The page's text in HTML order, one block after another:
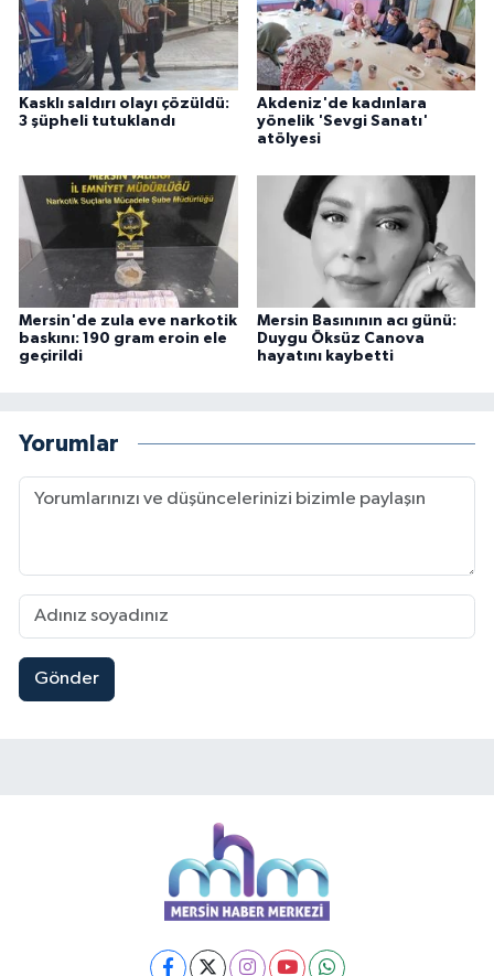
Kasklı saldırı olayı çözüldü:
3 şüpheli tutuklandı
Akdeniz'de kadınlara
yönelik 'Sevgi Sanatı'
atölyesi
Mersin'de zula eve narkotik
baskını: 190 gram eroin ele
geçirildi
Mersin Basınının acı günü:
Duygu Öksüz Canova
hayatını kaybetti
Yorumlar
Gönder